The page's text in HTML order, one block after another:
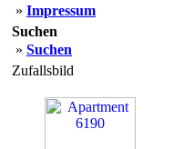
» Impressum
Suchen
» Suchen
Zufallsbild